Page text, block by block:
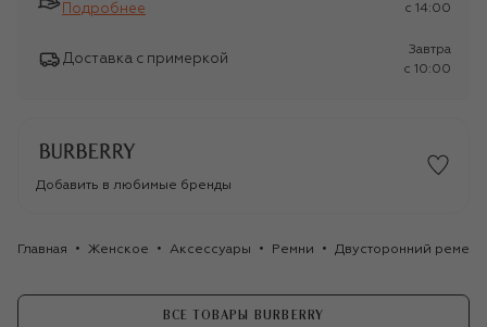
Подробнее
c 14:00
Доставка с примеркой
Завтра
c 10:00
Добавить в любимые бренды
Главная Женское Аксессуары Ремни Двусторонний
ВСЕ ТОВАРЫ BURBERRY